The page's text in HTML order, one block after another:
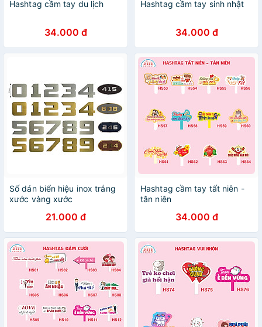
Hashtag cầm tay du lịch
34.000 đ
Hashtag cầm tay sinh nhật
34.000 đ
Số dán biển hiệu inox trắng
xước vàng xước
21.000 đ
Hashtag cầm tay tất niên -
tân niên
34.000 đ